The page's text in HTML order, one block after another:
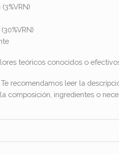
teóricos conocidos o
Te recomendamos leer la
composición, ingredientes o